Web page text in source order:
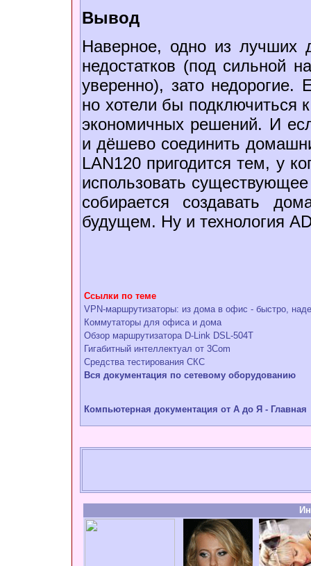
Вывод
Наверное, одно из
недостатков (под сильной
уверенно), зато недорогие.
но хотели бы подключиться
экономичных решений. И
и дёшево соединить
LAN120 пригодится тем, у
использовать
собирается создавать
будущем. Ну и технология
Ссылки по теме
VPN-маршрутизаторы: из дома в офис - быстро,
Коммутаторы для офиса и дома
Обзор маршрутизатора D-Link DSL-504T
Гигабитный интеллектуал от 3Com
Средства тестирования СКС
Вся документация по сетевому оборудованию
Компьютерная документация от А до Я - Главная